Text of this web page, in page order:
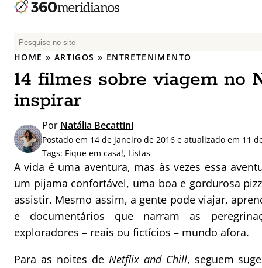
P
e
q
u
i
a
r
p
o
:
HOME » ARTIGOS » ENTRETENIMENTO
14 filmes sobre viagem no
inspirar
Por Natália Becattini
Postado em 14 de janeiro de 2016 e atualizado em 11
Tags: Fique em casa!, Listas
A vida é uma aventura, mas às vezes essa
um pijama confortável, uma boa e gordurosa
assistir. Mesmo assim, a gente pode viajar,
e documentários que narram as
exploradores – reais ou fictícios – mundo afora.
Para as noites de Netflix and Chill, seguem